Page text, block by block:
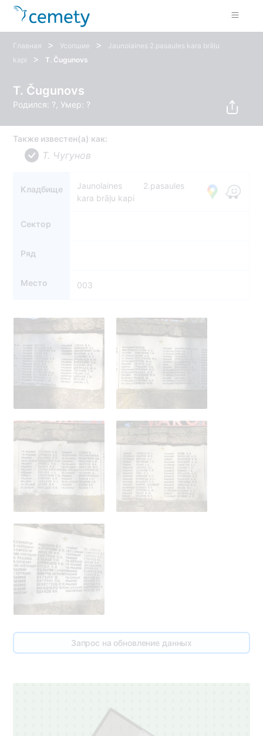
Главная > Усопшие >
Jaunolaines 2.pasaules kara brāļu
kapi
> T. Čugunovs
T. Čugunovs
Родился: ?, Умер: ?
Также известен(а) как:
Т. Чугунов
Кладбище
Jaunolaines 2.pasaules
kara brāļu kapi
Сектор
Ряд
Место 003
Запрос на обновление данных